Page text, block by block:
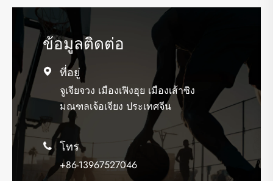
ข้อมูลติดต่อ
 ที่อยู่
จูเจียจวง เมืองเฟิงฮุย เมืองเส้าซิง
มณฑลเจ้อเจียง ประเทศจีน
 โทร
+86-13967527046